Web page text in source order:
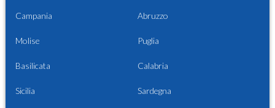
Campania Abruzzo
Molise Puglia
Basilicata Calabria
Sicilia Sardegna